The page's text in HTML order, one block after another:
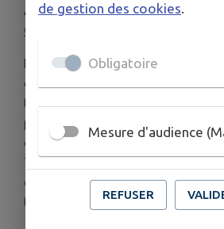
Avec Alexandre Astier,Alain
Clavier
Les Dieux sont en colère contre
destruction de Kaamelott, son
tuer Lancelot précipite le
perte. Il réunit ses Chevaliers,
et vétérans désabusés, autour
Table Ronde et les envoie
quatre coins du Monde, des
terres glacées du Dragon
de gestion des cookies.
Obligatoire
Mesure d'audience
REFUSER